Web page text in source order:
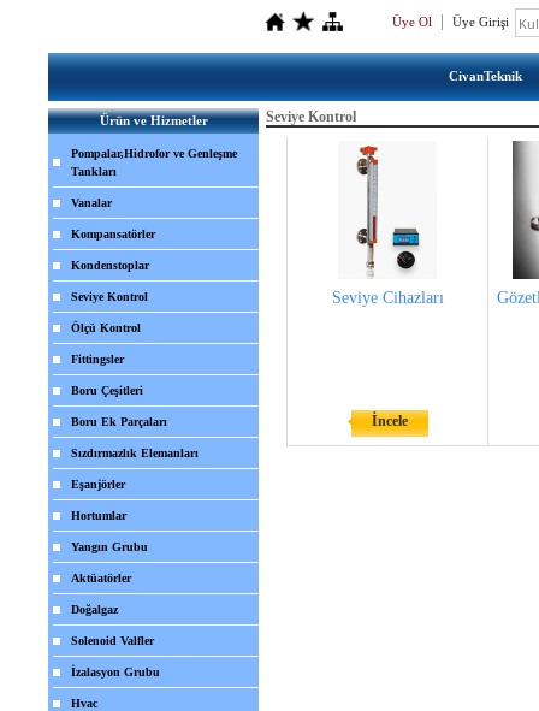
Üye Ol Üye Girişi
CivanTeknik
Ürün ve Hizmetler
Pompalar,Hidrofor ve Genleşme
Tankları
Vanalar
Kompansatörler
Kondenstoplar
Seviye Kontrol
Ölçü Kontrol
Fittingsler
Boru Çeşitleri
Boru Ek Parçaları
Sızdırmazlık Elemanları
Eşanjörler
Hortumlar
Yangın Grubu
Aktüatörler
Doğalgaz
Solenoid Valfler
İzalasyon Grubu
Hvac
Seviye Kontrol
Seviye Cihazları
İncele